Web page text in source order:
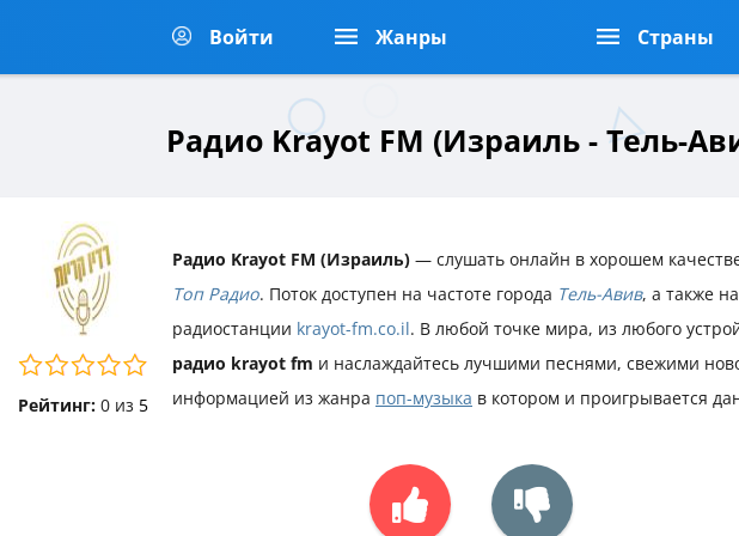
Войти Жанры Страны
Радио Krayot FM (Израиль - Тель-
Рейтинг: 0из 5
Радио Krayot FM (Израиль) — слушать онлайн в хорошем
Топ Радио. Поток доступен на частоте города Тель-Авив, а также
радиостанции krayot-fm.co.il. В любой точке мира, из любого
радио krayot fm и наслаждайтесь лучшими песнями, свежими
информацией из жанра поп-музыка в котором и проигрывается